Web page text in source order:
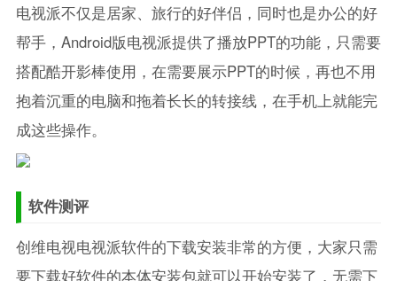
电视派不仅是居家、旅行的好伴侣，同时也是办公的好
帮手，Android版电视派提供了播放PPT的功能，只需要
搭配酷开影棒使用，在需要展示PPT的时候，再也不用
抱着沉重的电脑和拖着长长的转接线，在手机上就能完
成这些操作。
软件测评
创维电视电视派软件的下载安装非常的方便，大家只需
要下载好软件的本体安装包就可以开始安装了，无需下